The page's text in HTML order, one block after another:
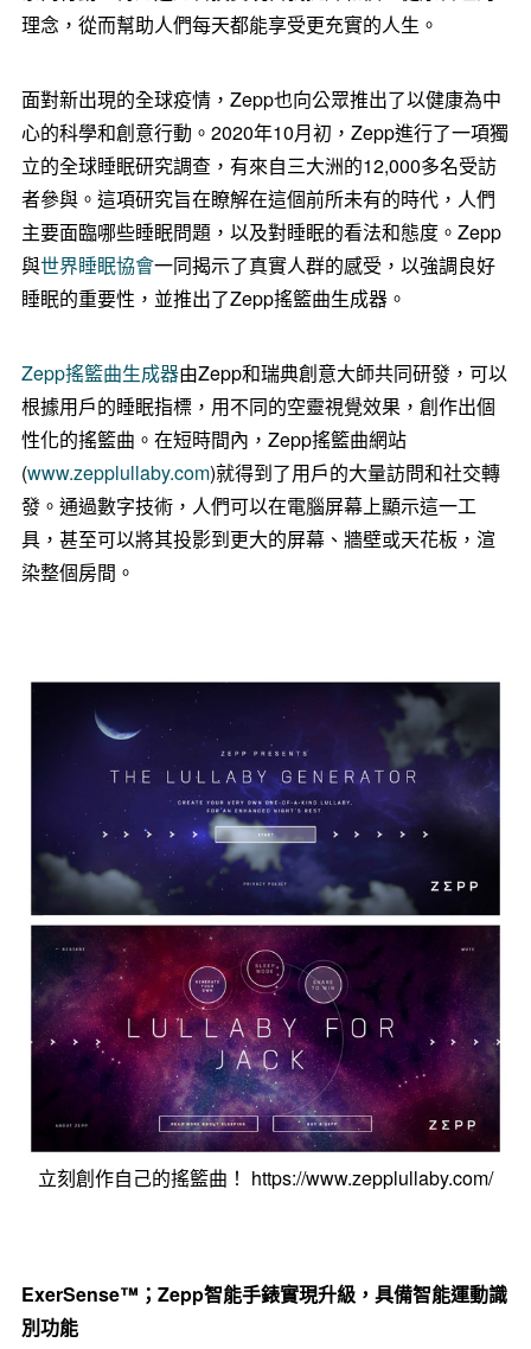
理念，從而幫助人們每天都能享受更充實的人生。
面對新出現的全球疫情，Zepp也向公眾推出了以健康為中
心的科學和創意行動。2020年10月初，Zepp進行了一項獨
立的全球睡眠研究調查，有來自三大洲的12,000多名受訪
者參與。這項研究旨在瞭解在這個前所未有的時代，人們
主要面臨哪些睡眠問題，以及對睡眠的看法和態度。Zepp
與世界睡眠協會一同揭示了真實人群的感受，以強調良好
睡眠的重要性，並推出了Zepp搖籃曲生成器。
Zepp搖籃曲生成器由Zepp和瑞典創意大師共同研發，可以
根據用戶的睡眠指標，用不同的空靈視覺效果，創作出個
性化的搖籃曲。在短時間內，Zepp搖籃曲網站
(www.zepplullaby.com)就得到了用戶的大量訪問和社交轉
發。通過數字技術，人們可以在電腦屏幕上顯示這一工
具，甚至可以將其投影到更大的屏幕、牆壁或天花板，渲
染整個房間。
立刻創作自己的搖籃曲！ https://www.zepplullaby.com/
ExerSense™； Zepp智能手錶實現升級，具備智能運動識
別功能